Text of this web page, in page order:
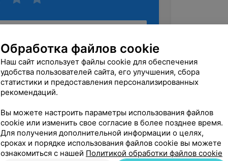
Обработка файлов cookie
Наш сайт использует файлы cookie для обеспечения
удобства пользователей сайта, его улучшения, сбора
статистики и предоставления персонализированных
рекомендаций.
Вы можете настроить параметры использования файлов
cookie или изменить свое согласие в более позднее время.
Для получения дополнительной информации о целях,
сроках и порядке использования файлов cookie вы можете
ознакомиться с нашей Политикой обработки файлов cookie